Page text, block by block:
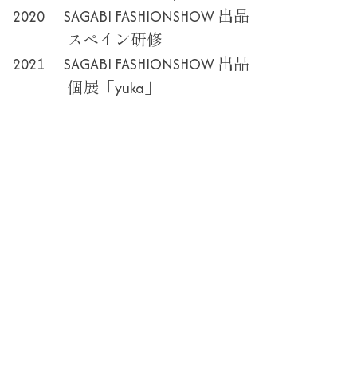
2020 SAGABI FASHIONSHOW 出品
スペイン研修
2021 SAGABI FASHIONSHOW 出品
個展「yuka」